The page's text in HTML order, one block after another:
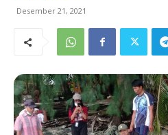
Desember 21, 2021